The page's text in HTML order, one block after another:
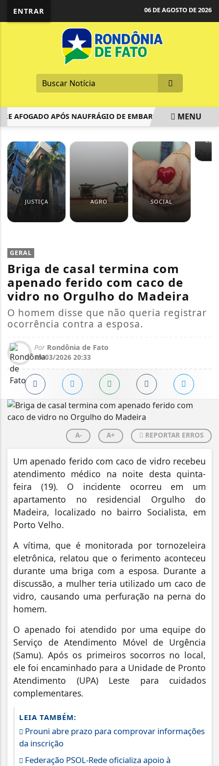
ENTRAR 06 DE AGOSTO DE 2026
APÓS NAUFRÁGIO DE EMBARCAÇÃO NO RIO
MENU
JUSTIÇA AGRO SOCIAL
GERAL
Briga de casal termina com
apenado ferido com caco de
vidro no Orgulho do Madeira
O homem disse que não queria registrar
ocorrência contra a esposa.
Por Rondônia de Fato
19/03/2026 20:33
A- A+ REPORTAR ERROS
Um apenado ferido com caco de vidro recebeu
atendimento médico na noite desta quinta-
feira (19). O incidente ocorreu em um
apartamento no residencial Orgulho do
Madeira, localizado no bairro Socialista, em
Porto Velho.
A vítima, que é monitorada por tornozeleira
eletrônica, relatou que o ferimento aconteceu
durante uma briga com a esposa. Durante a
discussão, a mulher teria utilizado um caco de
vidro, causando uma perfuração na perna do
homem.
O apenado foi atendido por uma equipe do
Serviço de Atendimento Móvel de Urgência
(Samu). Após os primeiros socorros no local,
ele foi encaminhado para a Unidade de Pronto
Atendimento (UPA) Leste para cuidados
complementares.
LEIA TAMBÉM:
Prouni abre prazo para comprovar informações
da inscrição
Federação PSOL-Rede oficializa apoio à